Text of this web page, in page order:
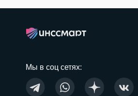
Мы в соц сетях: